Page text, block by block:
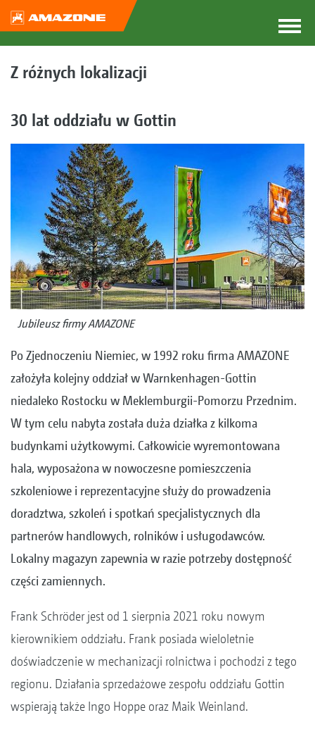
Z różnych lokalizacji
30 lat oddziału w Gottin
Jubileusz firmy AMAZONE
Po Zjednoczeniu Niemiec, w 1992 roku firma AMAZONE
założyła kolejny oddział w Warnkenhagen-Gottin
niedaleko Rostocku w Meklemburgii-Pomorzu Przednim.
W tym celu nabyta została duża działka z kilkoma
budynkami użytkowymi. Całkowicie wyremontowana
hala, wyposażona w nowoczesne pomieszczenia
szkoleniowe i reprezentacyjne służy do prowadzenia
doradztwa, szkoleń i spotkań specjalistycznych dla
partnerów handlowych, rolników i usługodawców.
Lokalny magazyn zapewnia w razie potrzeby dostępność
części zamiennych.
Frank Schröder jest od 1 sierpnia 2021 roku nowym
kierownikiem oddziału. Frank posiada wieloletnie
doświadczenie w mechanizacji rolnictwa i pochodzi z tego
regionu. Działania sprzedażowe zespołu oddziału Gottin
wspierają także Ingo Hoppe oraz Maik Weinland.